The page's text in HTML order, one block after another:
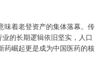
味着老登资产的集体落幕。传
的长期逻辑依旧坚实，人口
药崛起更是成为中国医药的核